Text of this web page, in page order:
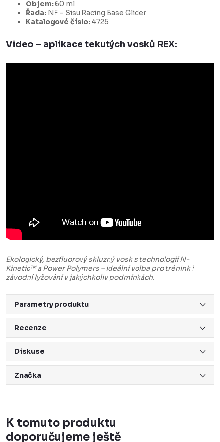
Objem:60 ml
Řada: NF – Sisu Racing Base Glider
Katalogové číslo:4725
Video – aplikace tekutých vosků REX:
Ekologický, bezfluorový skluzný vosk s technologií N-
Kinetic™ a Power Polymers – ideální volba pro trénink i
závodní lyžování v jakýchkoliv podmínkách.
Parametry produktu
Recenze
Diskuse
Značka
K tomuto produktu
doporučujeme ještě